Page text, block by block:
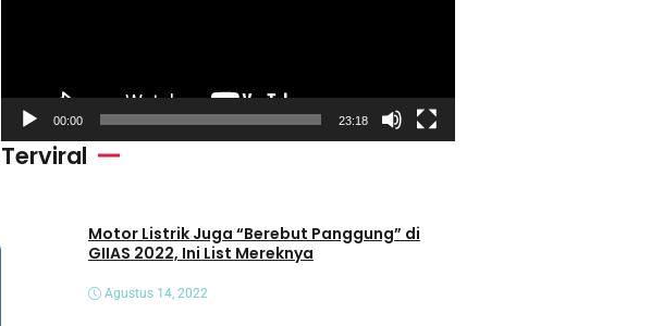
i
00:00 23:18
Terviral
Motor Listrik Juga “Berebut Panggung” di
GIIAS 2022, Ini List Mereknya
Agustus 14, 2022